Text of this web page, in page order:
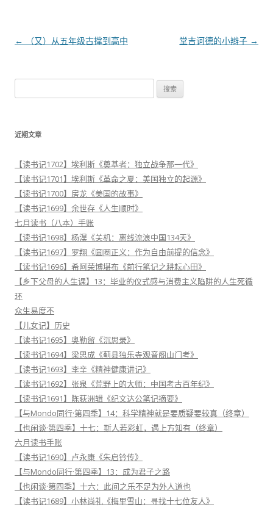
文
← （又）从五年级古撑到高中 堂吉诃德的小辫子 →
索
近期文章
【读书记1702】埃利斯《奠基者：独立战争那一代》
【读书记1701】埃利斯《革命之夏：美国独立的起源》
【读书记1700】房龙《美国的故事》
【读书记1699】余世存《人生顺时》
七月读书（八本）手账
【读书记1698】杨淏《关机：离线流浪中国134天》
【读书记1697】罗翔《圆圈正义：作为自由前提的信念》
【读书记1696】希阿荣博堪布《前行笔记之耕耘心田》
【乡下父母的人生课】13：毕业的仪式感与消费主义陷阱的人生死循
环
众生易度不
【儿女记】历史
【读书记1695】奥勒留《沉思录》
【读书记1694】梁思成《蓟县独乐寺观音阁山门考》
【读书记1693】李辛《精神健康讲记》
【读书记1692】张泉《荒野上的大师：中国考古百年纪》
【读书记1691】陈荻洲辑《纪文达公笔记摘要》
【与Mondo同行·第四季】14：科学精神就是要质疑要较真（终章）
【也闲谈·第四季】十七：斯人若彩虹，遇上方知有（终章）
六月读书手账
【读书记1690】卢永康《朱启钤传》
【与Mondo同行·第四季】13：成为君子之路
【也闲谈·第四季】十六：此间之乐不足为外人道也
【读书记1689】小林尚礼《梅里雪山：寻找十七位友人》